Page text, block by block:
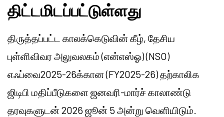
திட்டமிடப்பட்டுள்ளது
திருத்தப்பட்ட காலக்கெடுவின் கீழ், தேசிய
புள்ளிவிவர அலுவலகம் (என்எஸ்ஓ) (NSO)
எஃப்வை2025-26க்கான (FY2025-26) தற்காலிக
ஜிடிபி மதிப்பீடுகளை ஜனவரி-மார்ச் காலாண்டு
தரவுகளுடன் 2026 ஜூன் 5 அன்று வெளியிடும்.